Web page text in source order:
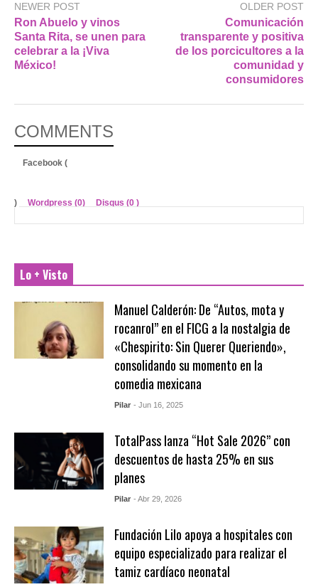
NEWER POST
Ron Abuelo y vinos
Santa Rita, se unen para
celebrar a la ¡Viva
México!
OLDER POST
Comunicación
transparente y positiva
de los porcicultores a la
comunidad y
consumidores
COMMENTS
Facebook (
) Wordpress (0) Disqus (0 )
Lo + Visto
Manuel Calderón: De “Autos, mota y
rocanrol” en el FICG a la nostalgia de
«Chespirito: Sin Querer Queriendo»,
consolidando su momento en la
comedia mexicana
Pilar - Jun 16, 2025
TotalPass lanza “Hot Sale 2026” con
descuentos de hasta 25% en sus
planes
Pilar - Abr 29, 2026
Fundación Lilo apoya a hospitales con
equipo especializado para realizar el
tamiz cardíaco neonatal